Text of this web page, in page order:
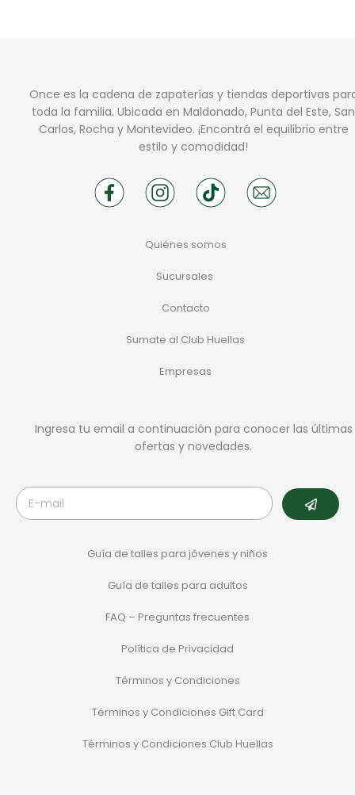
Once es la cadena de zapaterías y tiendas deportivas
toda la familia. Ubicada en Maldonado, Punta del Este, San
Carlos, Rocha y Montevideo. ¡Encontrá el equilibrio entre
estilo y comodidad!
Quiénes somos
Sucursales
Contacto
Sumate al Club Huellas
Empresas
Ingresa tu email a continuación para conocer las últimas
ofertas y novedades.
Guía de talles para jóvenes y niños
Guía de talles para adultos
FAQ – Preguntas frecuentes
Política de Privacidad
Términos y Condiciones
Términos y Condiciones Gift Card
Términos y Condiciones Club Huellas